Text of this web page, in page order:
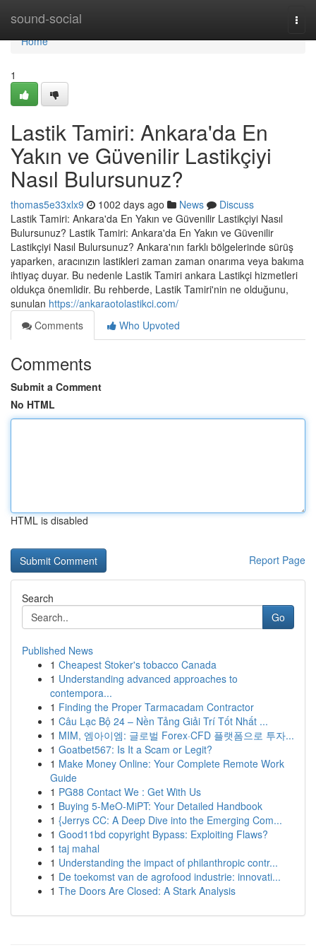
sound-social
Home
Home
1
Lastik Tamiri: Ankara'da En
Yakın ve Güvenilir Lastikçiyi
Nasıl Bulursunuz?
thomas5e33xlx9 1002 days ago News
Discuss
Lastik Tamiri: Ankara'da En Yakın ve Güvenilir Lastikçiyi Nasıl
Bulursunuz? Lastik Tamiri: Ankara'da En Yakın ve Güvenilir
Lastikçiyi Nasıl Bulursunuz? Ankara'nın farklı bölgelerinde sürüş
yaparken, aracınızın lastikleri zaman zaman onarıma veya bakıma
ihtiyaç duyar. Bu nedenle Lastik Tamiri ankara Lastikçi hizmetleri
oldukça önemlidir. Bu rehberde, Lastik Tamiri'nin ne olduğunu,
sunulan https://ankaraotolastikci.com/
Comments
Who Upvoted
Comments
Submit a Comment
No HTML
HTML is disabled
Report Page
Search
Go
Published News
1 Cheapest Stoker's tobacco Canada
1 Understanding advanced approaches to
contempora...
1 Finding the Proper Tarmacadam Contractor
1 Câu Lạc Bộ 24 – Nền Tảng Giải Trí Tốt Nhất ...
1 MIM, 엠아이엠: 글로벌 Forex·CFD 플랫폼으로 투자...
1 Goatbet567: Is It a Scam or Legit?
1 Make Money Online: Your Complete Remote Work
Guide
1 PG88 Contact We : Get With Us
1 Buying 5-MeO-MiPT: Your Detailed Handbook
1 {Jerrys CC: A Deep Dive into the Emerging Com...
1 Good11bd copyright Bypass: Exploiting Flaws?
1 taj mahal
1 Understanding the impact of philanthropic contr...
1 De toekomst van de agrofood industrie: innovati...
1 The Doors Are Closed: A Stark Analysis